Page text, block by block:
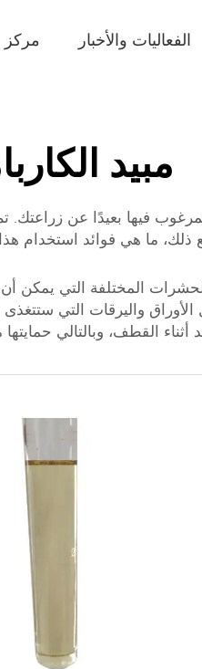
مركز الفعاليات والأخبار
مبيد
فيها بعيدًا عن زراعتك.
ذلك، ما هي فوائد
المختلفة التي يمكن
واليرقات التي ستتغذى
القطف، وبالتالي